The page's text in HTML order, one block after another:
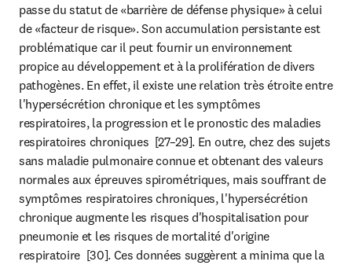
passe du statut de «barrière de défense physique» à celui
de «facteur de risque». Son accumulation persistante est
problématique car il peut fournir un environnement
propice au développement et à la prolifération de divers
pathogènes. En effet, il existe une relation très étroite entre
l'hypersécrétion chronique et les symptômes
respiratoires, la progression et le pronostic des maladies
respiratoires chroniques  [27–29]. En outre, chez des sujets
sans maladie pulmonaire connue et obtenant des valeurs
normales aux épreuves spirométriques, mais souffrant de
symptômes respiratoires chroniques, l'hypersécrétion
chronique augmente les risques d'hospitalisation pour
pneumonie et les risques de mortalité d'origine
respiratoire  [30]. Ces données suggèrent a minima que la